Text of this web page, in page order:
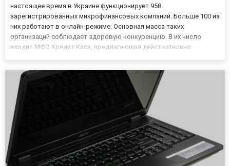
настоящее время в Украине функционирует 958
зарегистрированных микрофинансовых компаний. Больше 100 из
них работают в онлайн-режиме. Основная масса таких
организаций соблюдает здоровую конкуренцию. В их число
входит МФО Кредит Каса, предлагающая действительно
которых они попадают в финансовую кабалу...